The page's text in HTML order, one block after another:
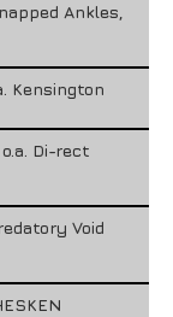
Ankles,
Kensington
Di-rect
Void